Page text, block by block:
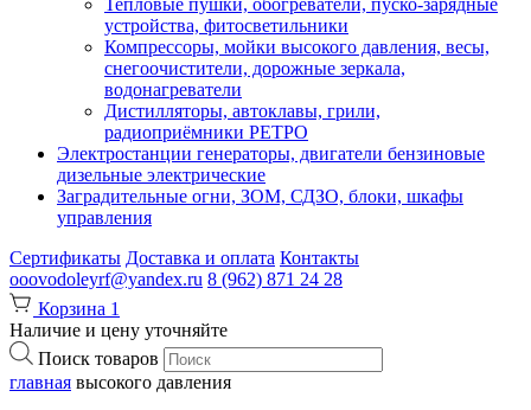
Тепловые пушки, обогреватели, пуско-зарядные
устройства, фитосветильники
Компрессоры, мойки высокого давления, весы,
снегоочистители, дорожные зеркала,
водонагреватели
Дистилляторы, автоклавы, грили,
радиоприёмники РЕТРО
Электростанции генераторы, двигатели бензиновые
дизельные электрические
Заградительные огни, ЗОМ, СДЗО, блоки, шкафы
управления
Сертификаты Доставка и оплата Контакты
ooovodoleyrf@yandex.ru 8 (962) 871 24 28
Корзина 1
Наличие и цену уточняйте
Поиск товаров
главная высокого давления